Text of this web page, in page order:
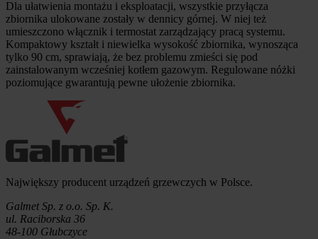
Dla ułatwienia montażu i eksploatacji, wszystkie przyłącza
zbiornika ulokowane zostały w dennicy górnej. W niej też
umieszczono włącznik i termostat zarządzający pracą systemu.
Kompaktowy kształt i niewielka wysokość zbiornika, wynosząca
tylko 90 cm, sprawiają, że bez problemu zmieści się pod
zainstalowanym wcześniej kotłem gazowym. Regulowane nóżki
poziomujące gwarantują pewne ułożenie zbiornika.
Informacje o firmie
Największy producent urządzeń grzewczych w Polsce.
Galmet Sp. z o.o. Sp. K.
ul. Raciborska 36
48-100 Głubczyce